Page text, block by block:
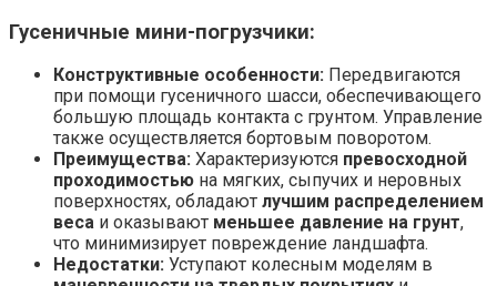
Гусеничные мини-погрузчики:
Конструктивные особенности: Передвигаются
при помощи гусеничного шасси, обеспечивающего
большую площадь контакта с грунтом. Управление
также осуществляется бортовым поворотом.
Преимущества: Характеризуются превосходной
проходимостью на мягких, сыпучих и неровных
поверхностях, обладают лучшим распределением
веса и оказывают меньшее давление на грунт,
что минимизирует повреждение ландшафта.
Недостатки: Уступают колесным моделям в